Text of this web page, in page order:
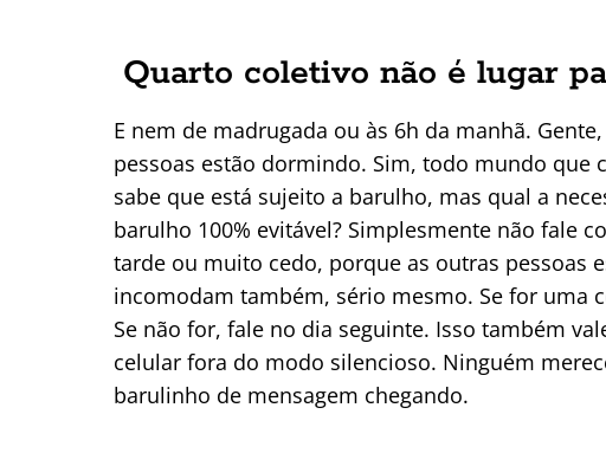
Quarto coletivo não é lugar
E nem de madrugada ou às 6h da manhã.
pessoas estão dormindo. Sim, todo mundo
sabe que está sujeito a barulho, mas qual a
barulho 100% evitável? Simplesmente não fale
tarde ou muito cedo, porque as outras pessoas
incomodam também, sério mesmo. Se for uma
Se não for, fale no dia seguinte. Isso também
celular fora do modo silencioso. Ninguém
barulinho de mensagem chegando.